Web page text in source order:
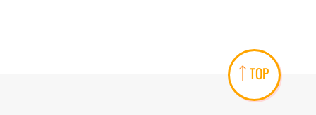
Climatizzatore • Controllo trazione • Cruise Control • ESP • Filtro
antiparticolato • Immobilizzatore elettronico • Isofix • Keyless •
Lane Assist • Park Distance Control • PDC • Regolazione
elettrica sedili • Sedile posteriore sdoppiato • Servosterzo •
TOP